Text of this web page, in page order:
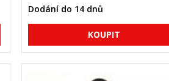
Dodání do 14 dnů